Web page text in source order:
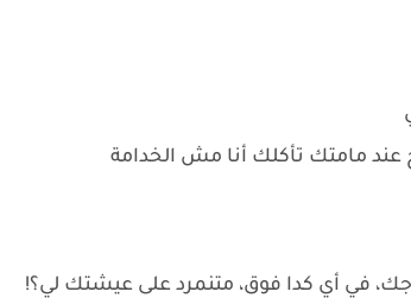
مامتك تأكلك أنا مش الخدامة
في أي كدا فوق، متنمرد على عيشتك لي؟!